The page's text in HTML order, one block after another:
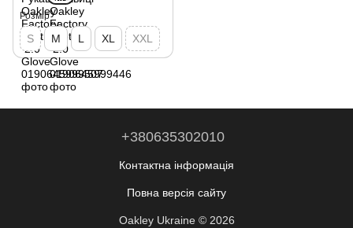
Розмір
S M L XL XXL
+380635302010
Контактна інформація
Повна версія сайту
Oakley Ukraine © 2026